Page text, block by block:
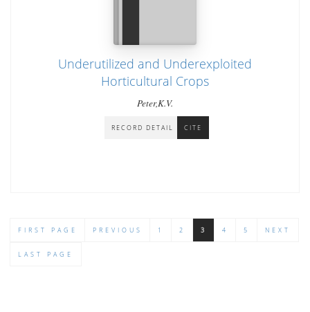
Underutilized and Underexploited
Horticultural Crops
Peter,K.V.
RECORD DETAIL CITE
FIRST PAGE PREVIOUS 1 2 3 4 5 NEXT
LAST PAGE